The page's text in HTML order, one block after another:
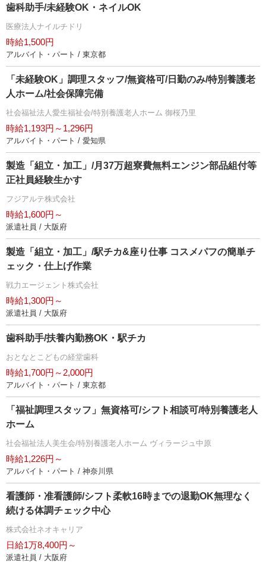
歯科助手/未経験OK・ネイルOK
医療法人ナイルチドリ
時給1,500円
アルバイト・パート / 東京都
「未経験OK」調理スタッフ/無資格可/日勤のみ/特別養護老
人ホーム/社会保障完備
社会福祉法人愛生福祉会/特別養護老人ホーム 御桜乃里
時給1,193円～1,296円
アルバイト・パート / 愛知県
製造「組立・加工」/月37万超寮費無料エンジン部品組付等
正社員経験生かす
フジアルテ株式会社
時給1,600円～
派遣社員 / 大阪府
製造「組立・加工」/駅チカ&座り仕事 コスメパフの簡単チ
ェック・仕上げ作業
戦力エージェント株式会社
時給1,300円～
派遣社員 / 大阪府
歯科助手/扶養内勤務OK・駅チカ
おとなとこどもの経堂歯科
時給1,700円～2,000円
アルバイト・パート / 東京都
「福祉調理スタッフ」無資格可/シフト相談可/特別養護老人
ホーム
社会福祉法人美生会/特別養護老人ホーム ヴィラージュ中原
時給1,226円～
アルバイト・パート / 神奈川県
看護師・准看護師/シフト柔軟16時までの退勤OK無理なく
続ける体調チェック中心
株式会社ネオキャリア
日給1万8,400円～
派遣社員 / 大阪府